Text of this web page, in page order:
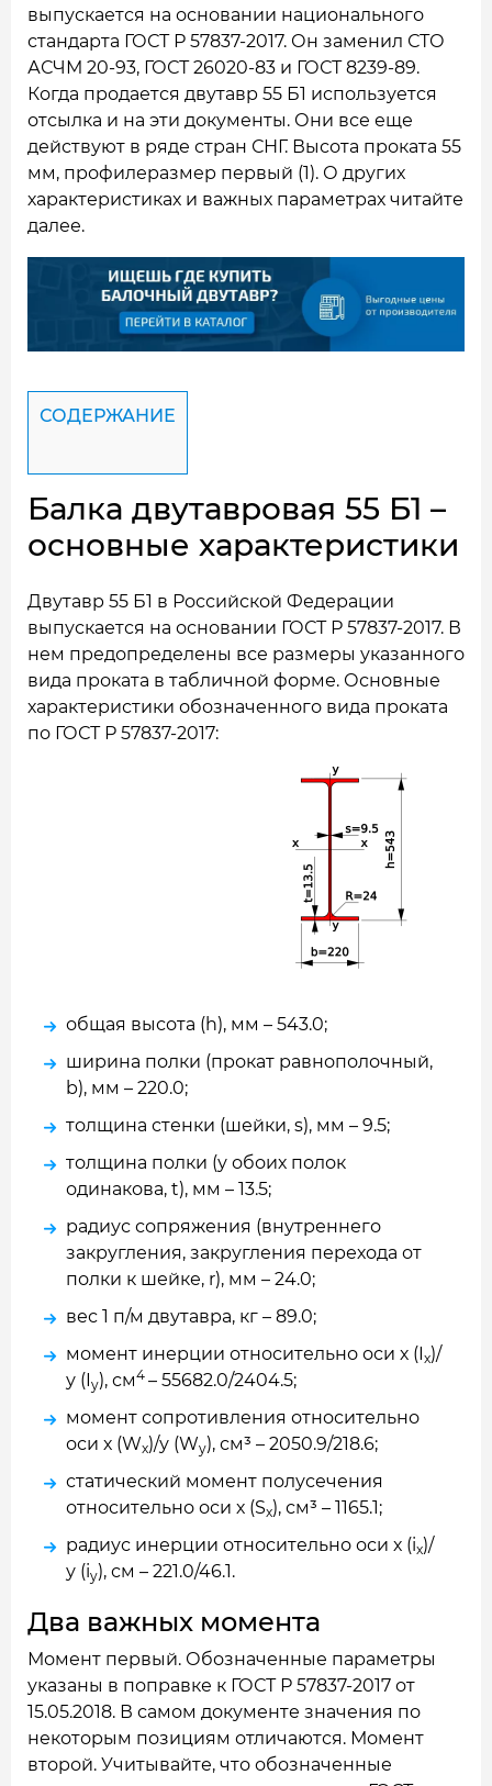
выпускается на основании национального
стандарта ГОСТ Р 57837-2017. Он заменил СТО
АСЧМ 20-93, ГОСТ 26020-83 и ГОСТ 8239-89.
Когда продается двутавр 55 Б1 используется
отсылка и на эти документы. Они все еще
действуют в ряде стран СНГ. Высота проката 55
мм, профилеразмер первый (1). О других
характеристиках и важных параметрах читайте
далее.
СОДЕРЖАНИЕ
Балка двутавровая 55 Б1 –
основные характеристики
Двутавр 55 Б1 в Российской Федерации
выпускается на основании ГОСТ Р 57837-2017. В
нем предопределены все размеры указанного
вида проката в табличной форме. Основные
характеристики обозначенного вида проката
по ГОСТ Р 57837-2017:
общая высота (h), мм – 543.0;
ширина полки (прокат равнополочный,
b), мм – 220.0;
толщина стенки (шейки, s), мм – 9.5;
толщина полки (у обоих полок
одинакова, t), мм – 13.5;
радиус сопряжения (внутреннего
закругления, закругления перехода от
полки к шейке, r), мм – 24.0;
вес 1 п/м двутавра, кг – 89.0;
момент инерции относительно оси х (I x)/
у (I y), см4 – 55682.0/2404.5;
момент сопротивления относительно
оси х (Wx)/у (Wy), см³ – 2050.9/218.6;
статический момент полусечения
относительно оси х (Sx), см³ – 1165.1;
радиус инерции относительно оси х (ix)/
у (iy), см – 221.0/46.1.
Два важных момента
Момент первый. Обозначенные параметры
указаны в поправке к ГОСТ Р 57837-2017 от
15.05.2018. В самом документе значения по
некоторым позициям отличаются. Момент
второй. Учитывайте, что обозначенные